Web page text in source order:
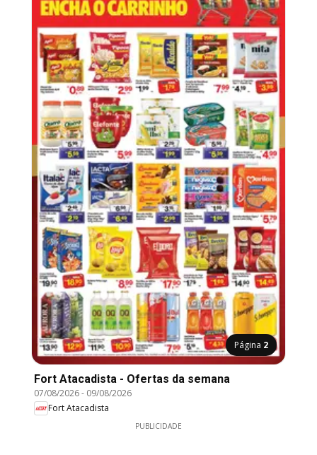
Página 2
Fort Atacadista - Ofertas da semana
07/08/2026- 09/08/2026
Fort Atacadista
PUBLICIDADE